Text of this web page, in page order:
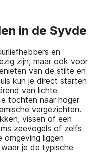
in de Syvde
en
zijn, maar ook voor
van de stilte en
kun je direct starten
van lichte
tochten naar hoger
vergezichten.
vissen of een
zeevogels of zelfs
liggen
je de typische